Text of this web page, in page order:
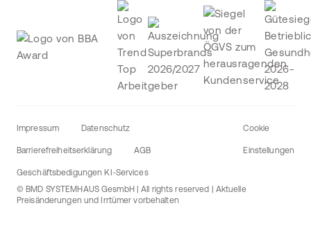
Impressum Datenschutz
Barrierefreiheitserklärung AGB
Geschäftsbedigungen KI-Services
Cookie
Einstellungen
© BMD SYSTEMHAUS GesmbH | All rights reserved | Aktuelle
Preisänderungen und Irrtümer vorbehalten